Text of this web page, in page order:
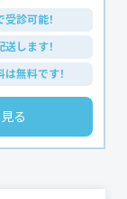
診可能！
送します！
無料です！
る